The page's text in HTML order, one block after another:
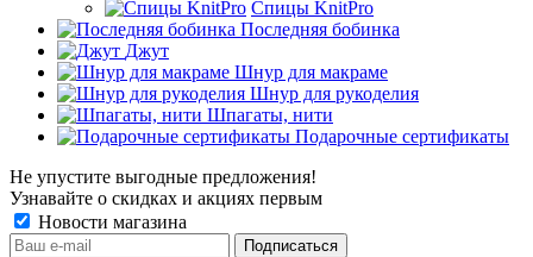
Спицы KnitPro
Последняя бобинка
Джут
Шнур для макраме
Шнур для рукоделия
Шпагаты, нити
Подарочные сертификаты
Не упустите выгодные предложения!
Узнавайте о скидках и акциях первым
Новости магазина